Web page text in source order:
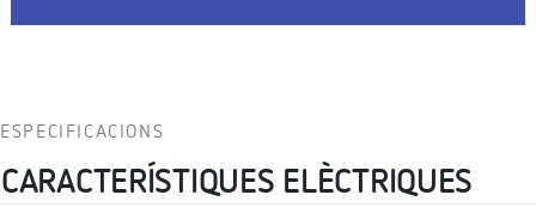
ESPECIFICACIONS
CARACTERÍSTIQUES ELÈCTRIQUES